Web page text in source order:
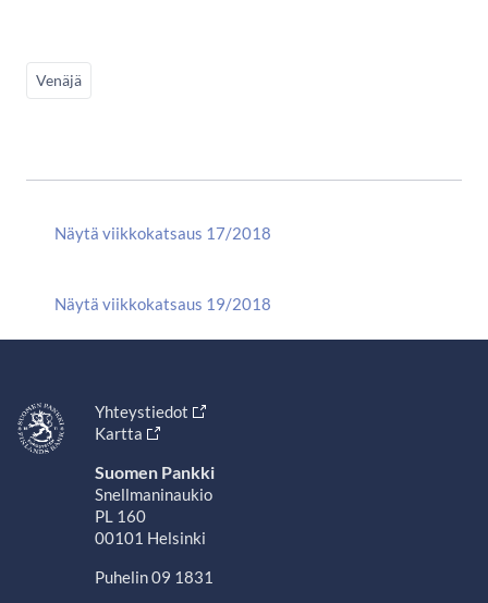
Venäjä
Näytä viikkokatsaus 17/2018
Näytä viikkokatsaus 19/2018
Yhteystiedot
Kartta
Suomen Pankki
Snellmaninaukio
PL 160
00101 Helsinki
Puhelin 09 1831